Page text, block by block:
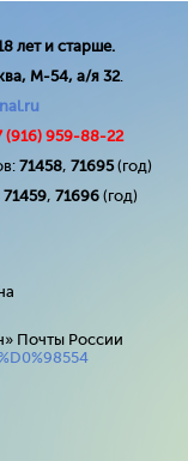
лет и старше.
М-54, а/я 32.
(916) 959-88-22
71458, 71695(год)
71459, 71696 (год)
Почты России